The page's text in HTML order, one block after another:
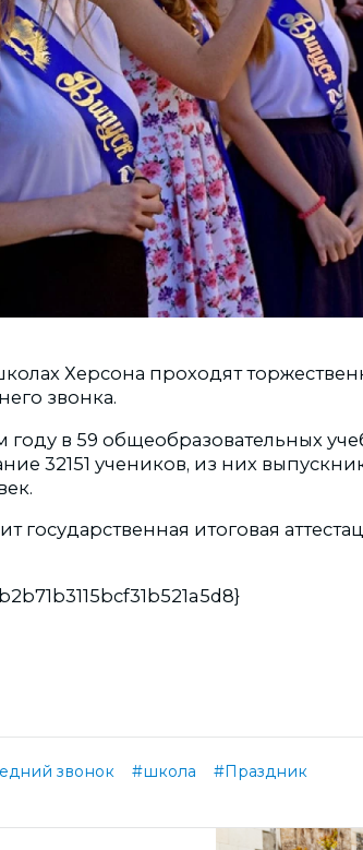
Херсона проходят
звонка.
году в 59 общеобразовательных
32151 учеников, из них
государственная итоговая
звонок #школа #Праздник